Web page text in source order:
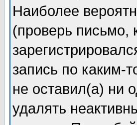
Наиболее
(проверь письмо,
запись по каким-
не оставил(а) ни
удалять